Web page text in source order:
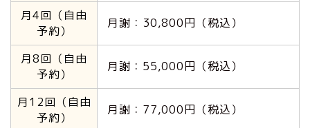
月4回（自由
予約）
月謝：30,800円（税込）
月8回（自由
予約）
月謝：55,000円（税込）
月12回（自由
予約）
月謝：77,000円（税込）